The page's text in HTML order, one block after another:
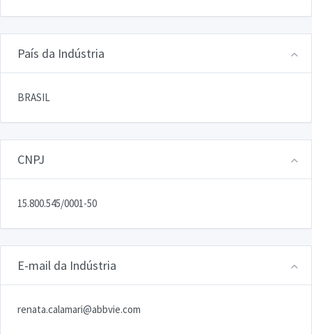
País da Indústria
BRASIL
CNPJ
15.800.545/0001-50
E-mail da Indústria
renata.calamari@abbvie.com